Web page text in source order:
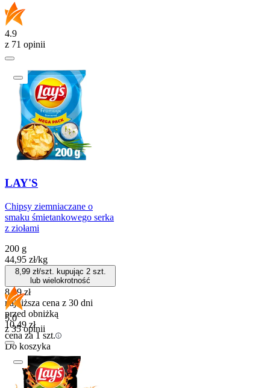
4.9
z 71 opinii
LAY'S
Chipsy ziemniaczane o
smaku śmietankowego serka
z ziołami
200 g
44,95 zł/kg
8,99zł/szt. kupując 2szt.
lub wielokrotność
8,99 zł
najniższa cena z 30 dni
przed obniżką
10,49 zł
cena za 1 szt.
Do koszyka
5.0
z 35 opinii